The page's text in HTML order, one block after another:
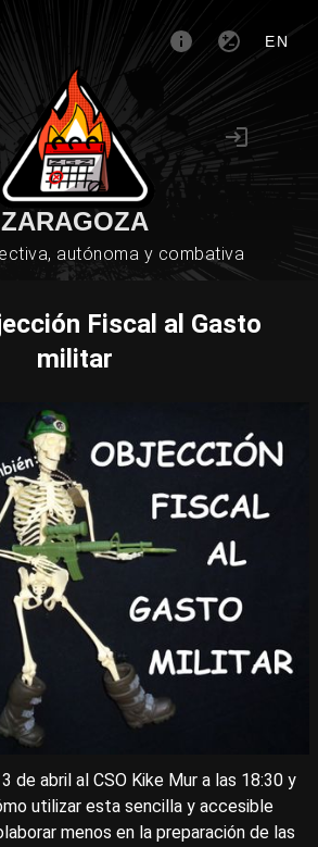
EN
ZARAGOZA
autónoma y combativa
Fiscal al Gasto
militar
de abril al CSO Kike Mur a las 18:30 y
utilizar esta sencilla y accesible
menos en la preparación de las